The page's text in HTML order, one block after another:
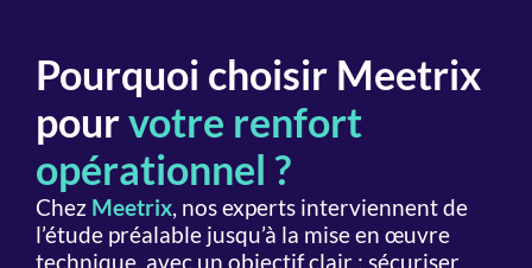
Nos
ingénieurs
vous
montrent
comment
tirer
parti
agilité
Besoin
déployer
rapidement
un
nouvel
résilience
formés
en
continu
Pourquoi choisir Meetrix
pourvotre renfort
opérationnel ?
Chez Meetrix, nos experts interviennent de
l’étude préalable jusqu’à la mise en œuvre
technique, avec un objectif clair : sécuriser